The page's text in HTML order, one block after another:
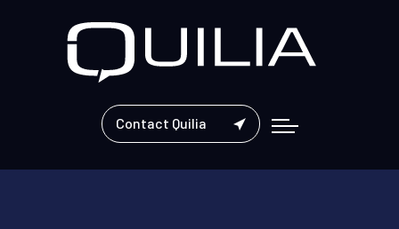
Contact Quilia